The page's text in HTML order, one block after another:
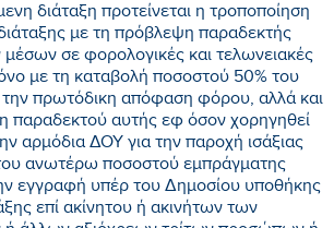
διάταξη προτείνεται η τροποποίηση
με τη πρόβλεψη παραδεκτής
σε φορολογικές και τελωνειακές
με τη καταβολή ποσοστού 50% του
πρωτόδικη απόφαση φόρου, αλλά και
παραδεκτού αυτής εφ όσον χορηγηθεί
αρμόδια ΔΟΥ για την παροχή ισάξιας
ανωτέρω ποσοστού εμπράγματης
εγγραφή υπέρ του Δημοσίου υποθήκης
επί ακίνητου ή ακινήτων των